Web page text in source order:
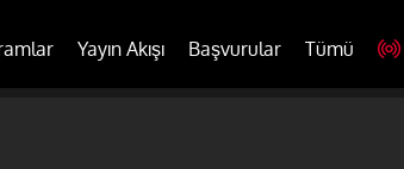
Yayın Akışı Başvurular Tümü